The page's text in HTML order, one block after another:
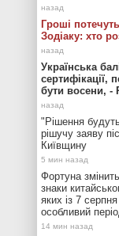
Гроші
Зодіаку: хто
Українська
сертифікації,
бути восени, -
"Рішення
рішучу заяву
Київщину
Фортуна
знаки
яких із 7
особливий